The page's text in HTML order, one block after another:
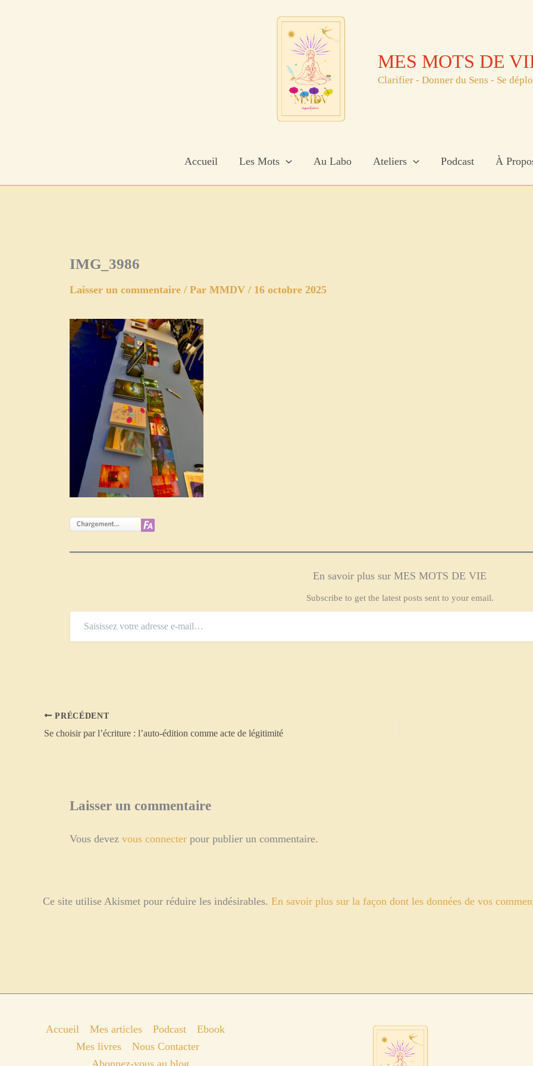
MES MOTS DE
Clarifier - Donner du Sens - Se
Accueil Les Mots Au Labo Ateliers Podcast À
IMG_3986
Laisser un commentaire / Par MMDV / 16 octobre 2025
En savoir plus sur MES MOTS DE VIE
Subscribe to get the latest posts sent to your email.
votre
adresse
PRÉCÉDENT
Se choisir par l’écriture : l’auto-édition comme acte de légitimité
Laisser un commentaire
Vous devez vous connecter pour publier un commentaire.
Ce site utilise Akismet pour réduire les indésirables. En savoir plus sur la façon dont les données de vos
Accueil Mes articles Podcast
Ebook
Mes livres
Nous Contacter
Abonnez-vous au blog